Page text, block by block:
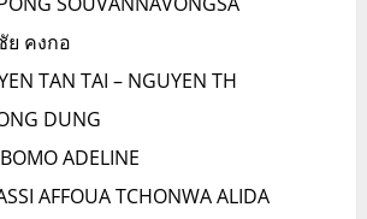
คงกอ
TAN TAI – NGUYEN TH
DUNG
ADELINE
AFFOUA TCHONWA ALIDA